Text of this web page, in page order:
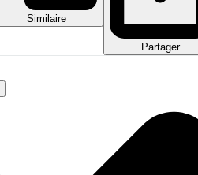
Similaire
Partager